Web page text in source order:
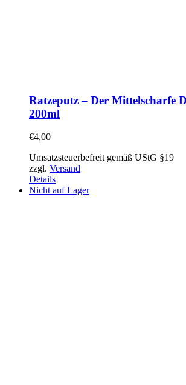
Ratzeputz – Der Mittelscharfe
200ml
€4,00
Umsatzsteuerbefreit gemäß UStG §19
zzgl. Versand
Details
Nicht auf Lager